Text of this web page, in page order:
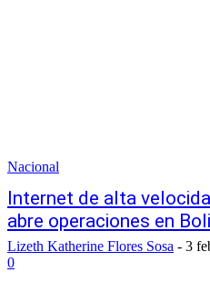
Nacional
Internet de alta
abre operaciones en
Lizeth Katherine Flores Sosa - 3
0